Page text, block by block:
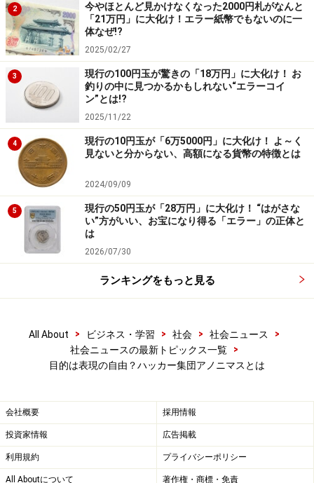
2
今やほとんど見かけなくなった2000円札がなんと
「21万円」に大化け！エラー紙幣でもないのに一
体なぜ!?
2025/02/27
3
現行の100円玉が驚きの「18万円」に大化け！ お
釣りの中に見つかるかもしれない“エラーコイ
ン”とは!?
2025/11/22
4
現行の10円玉が「6万5000円」に大化け！ よ～く
見ないと分からない、高額になる貨幣の特徴とは
2024/09/09
5
現行の50円玉が「28万円」に大化け！ “はがさな
い”方がいい、お宝になり得る「エラー」の正体と
は
2026/07/30
ランキングをもっと見る
All About > ビジネス・学習 > 社会 > 社会ニュース
>
社会ニュースの最新トピックス一覧
>
目的は表現の自由？ハッカー集団アノニマスとは
会社概要 採用情報
投資家情報 広告掲載
利用規約 プライバシーポリシー
All Aboutについて 著作権・商標・免責